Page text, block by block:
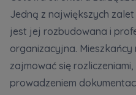
Jedną z największych zalet
jest jej rozbudowana i
organizacyjna. Mieszkańcy
zajmować się
prowadzeniem